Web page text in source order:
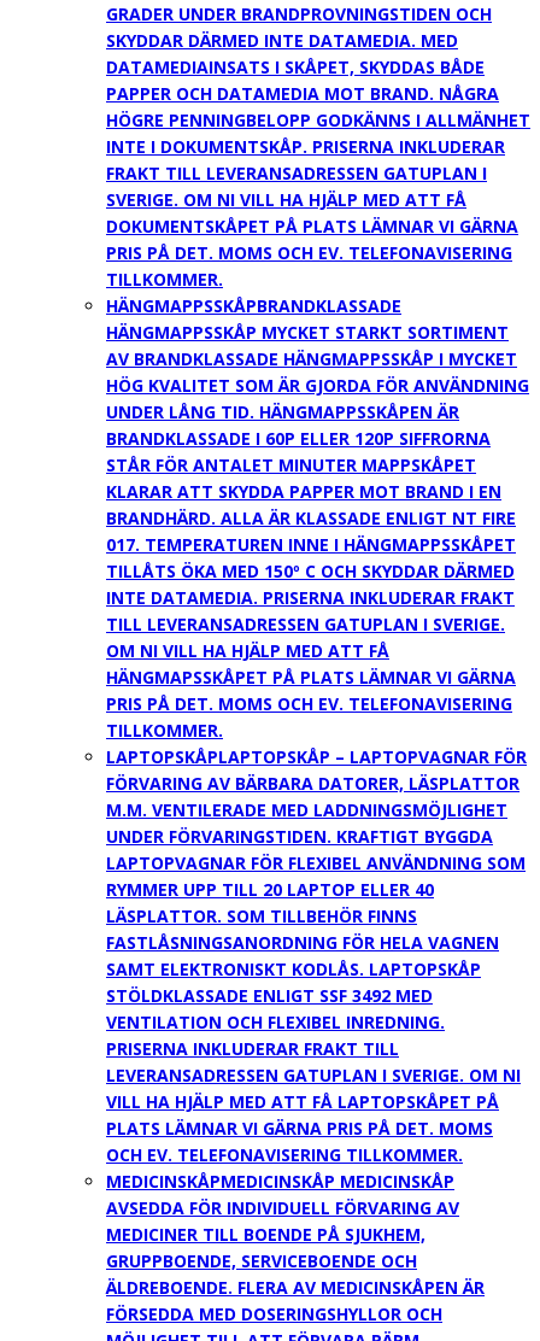
GRADER UNDER BRANDPROVNINGSTIDEN OCH
SKYDDAR DÄRMED INTE DATAMEDIA. MED
DATAMEDIAINSATS I SKÅPET, SKYDDAS BÅDE
PAPPER OCH DATAMEDIA MOT BRAND. NÅGRA
HÖGRE PENNINGBELOPP GODKÄNNS I ALLMÄNHET
INTE I DOKUMENTSKÅP. PRISERNA INKLUDERAR
FRAKT TILL LEVERANSADRESSEN GATUPLAN I
SVERIGE. OM NI VILL HA HJÄLP MED ATT FÅ
DOKUMENTSKÅPET PÅ PLATS LÄMNAR VI GÄRNA
PRIS PÅ DET. MOMS OCH EV. TELEFONAVISERING
TILLKOMMER.
HÄNGMAPPSSKÅPBRANDKLASSADE
HÄNGMAPPSSKÅP MYCKET STARKT SORTIMENT
AV BRANDKLASSADE HÄNGMAPPSSKÅP I MYCKET
HÖG KVALITET SOM ÄR GJORDA FÖR ANVÄNDNING
UNDER LÅNG TID. HÄNGMAPPSSKÅPEN ÄR
BRANDKLASSADE I 60P ELLER 120P SIFFRORNA
STÅR FÖR ANTALET MINUTER MAPPSKÅPET
KLARAR ATT SKYDDA PAPPER MOT BRAND I EN
BRANDHÄRD. ALLA ÄR KLASSADE ENLIGT NT FIRE
017. TEMPERATUREN INNE I HÄNGMAPPSSKÅPET
TILLÅTS ÖKA MED 150º C OCH SKYDDAR DÄRMED
INTE DATAMEDIA. PRISERNA INKLUDERAR FRAKT
TILL LEVERANSADRESSEN GATUPLAN I SVERIGE.
OM NI VILL HA HJÄLP MED ATT FÅ
HÄNGMAPSSKÅPET PÅ PLATS LÄMNAR VI GÄRNA
PRIS PÅ DET. MOMS OCH EV. TELEFONAVISERING
TILLKOMMER.
LAPTOPSKÅPLAPTOPSKÅP – LAPTOPVAGNAR FÖR
FÖRVARING AV BÄRBARA DATORER, LÄSPLATTOR
M.M. VENTILERADE MED LADDNINGSMÖJLIGHET
UNDER FÖRVARINGSTIDEN. KRAFTIGT BYGGDA
LAPTOPVAGNAR FÖR FLEXIBEL ANVÄNDNING SOM
RYMMER UPP TILL 20 LAPTOP ELLER 40
LÄSPLATTOR. SOM TILLBEHÖR FINNS
FASTLÅSNINGSANORDNING FÖR HELA VAGNEN
SAMT ELEKTRONISKT KODLÅS. LAPTOPSKÅP
STÖLDKLASSADE ENLIGT SSF 3492 MED
VENTILATION OCH FLEXIBEL INREDNING.
PRISERNA INKLUDERAR FRAKT TILL
LEVERANSADRESSEN GATUPLAN I SVERIGE. OM NI
VILL HA HJÄLP MED ATT FÅ LAPTOPSKÅPET PÅ
PLATS LÄMNAR VI GÄRNA PRIS PÅ DET. MOMS
OCH EV. TELEFONAVISERING TILLKOMMER.
MEDICINSKÅPMEDICINSKÅP MEDICINSKÅP
AVSEDDA FÖR INDIVIDUELL FÖRVARING AV
MEDICINER TILL BOENDE PÅ SJUKHEM,
GRUPPBOENDE, SERVICEBOENDE OCH
ÄLDREBOENDE. FLERA AV MEDICINSKÅPEN ÄR
FÖRSEDDA MED DOSERINGSHYLLOR OCH